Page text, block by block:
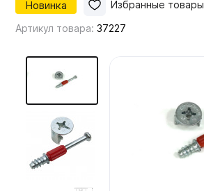
Фасады
Мебельные образцы, каталоги
Новинка
Артикул товара:37227
Избранные товары